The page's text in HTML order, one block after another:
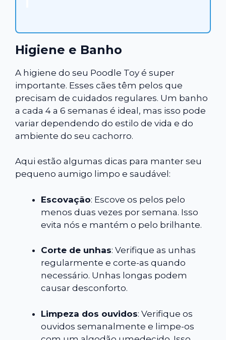
Higiene e Banho
A higiene do seu Poodle Toy é super
importante. Esses cães têm pelos que
precisam de cuidados regulares. Um banho
a cada 4 a 6 semanas é ideal, mas isso pode
variar dependendo do estilo de vida e do
ambiente do seu cachorro.
Aqui estão algumas dicas para manter seu
pequeno aumigo limpo e saudável:
Escovação: Escove os pelos pelo
menos duas vezes por semana. Isso
evita nós e mantém o pelo brilhante.
Corte de unhas: Verifique as unhas
regularmente e corte-as quando
necessário. Unhas longas podem
causar desconforto.
Limpeza dos ouvidos: Verifique os
ouvidos semanalmente e limpe-os